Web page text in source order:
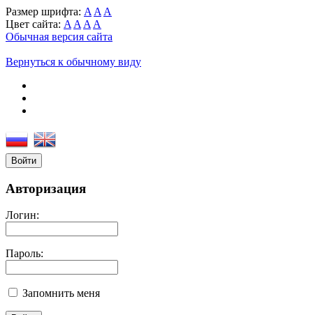
Размер шрифта: A A A
Цвет сайта: A A A A
Обычная версия сайта
Вернуться к обычному виду
Войти
Авторизация
Логин:
Пароль:
Запомнить меня